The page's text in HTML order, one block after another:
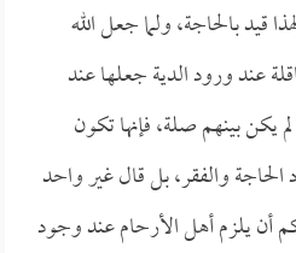
قيد بالحاجة، ولما جعل الله
عند ورود الدية جعلها عند
يكن بينهم صلة، فإنها تكون
والفقر، بل قال غير واحد
أن يلزم أهل الأرحام عند وجود